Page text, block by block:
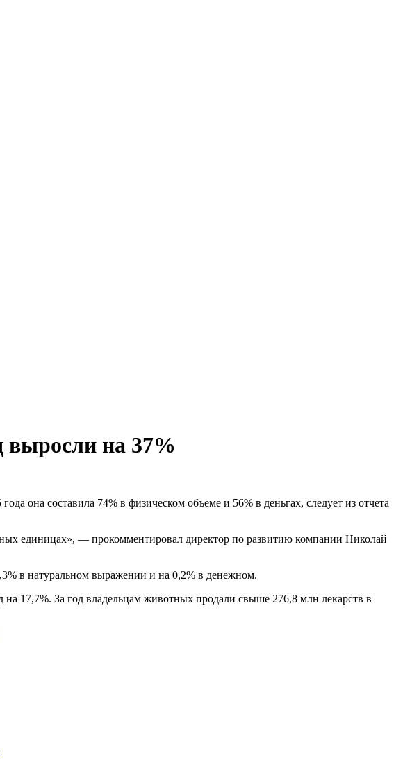
выросли на 37%
она составила 74% в физическом объеме и 56% в деньгах, следует из отчета
единицах», — прокомментировал директор по развитию компании Николай
в натуральном выражении и на 0,2% в денежном.
17,7%. За год владельцам животных продали свыше 276,8 млн лекарств в